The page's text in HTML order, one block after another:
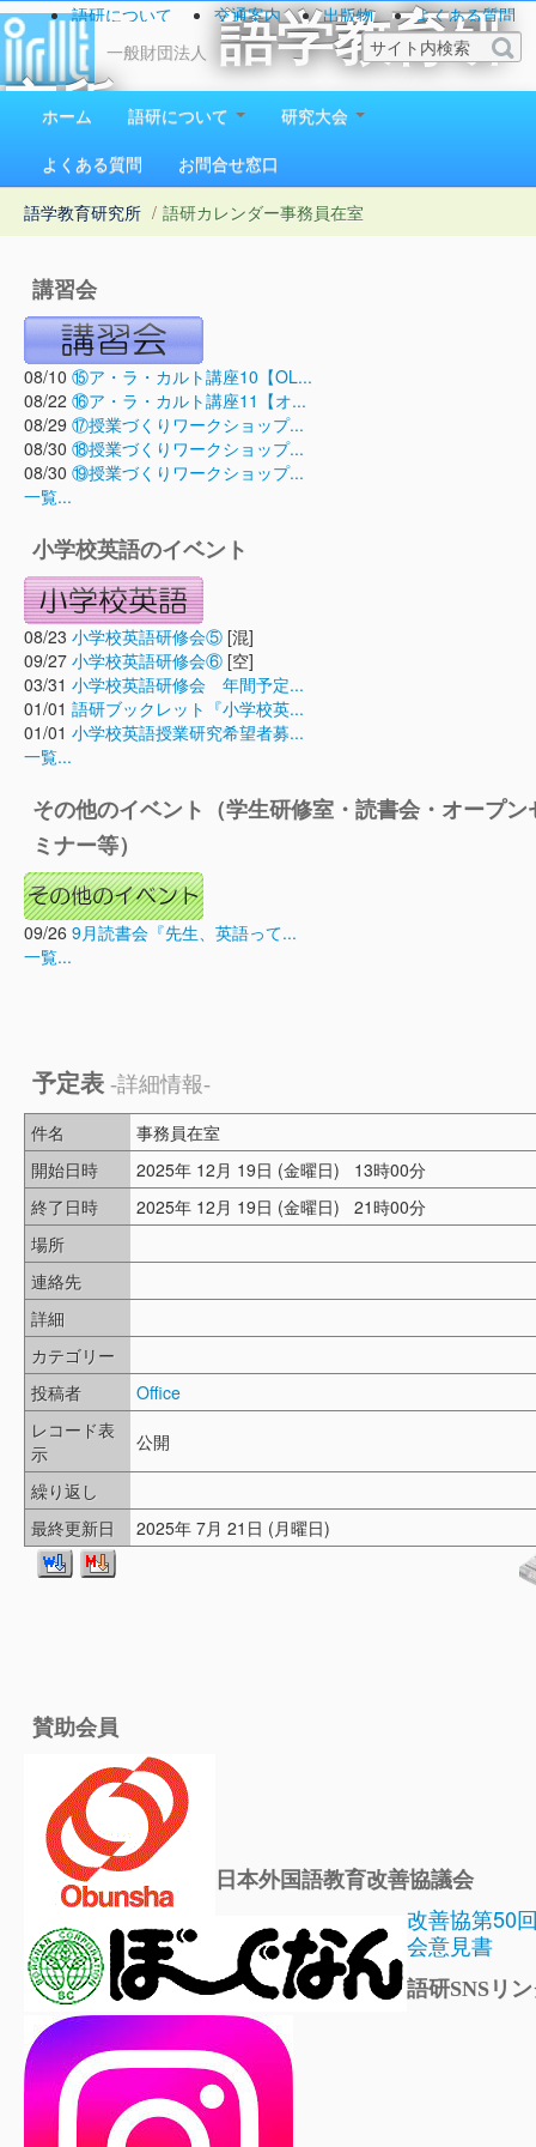
一般財団法人
語学教育研
究所
1923（大正12）年創立
語研について 交通案内 出版物
よくある質問
お問い合わせ
ホーム 語研について
研究大会
よくある質問
お問合せ窓口
語学教育研究所 / 語研カレンダー事務員在室
講習会
08/10 ⑮ア・ラ・カルト講座10【OL...
08/22 ⑯ア・ラ・カルト講座11【オ...
08/29 ⑰授業づくりワークショップ...
08/30 ⑱授業づくりワークショップ...
08/30 ⑲授業づくりワークショップ...
一覧...
小学校英語のイベント
08/23 小学校英語研修会⑤ [混]
09/27 小学校英語研修会⑥ [空]
03/31 小学校英語研修会 年間予定...
01/01 語研ブックレット『小学校英...
01/01 小学校英語授業研究希望者募...
一覧...
その他のイベント（学生研修室・読書会・オープン
ミナー等）
09/26 9月読書会『先生、英語って...
一覧...
予定表 -詳細情報-
件名
事務員在室
開始日時
2025年 12月 19日 (金曜日) 13時00分
終了日時
2025年 12月 19日 (金曜日) 21時00分
場所
連絡先
詳細
カテゴリー
投稿者
Office
レコード表
示
公開
繰り返し
最終更新日
2025年 7月 21日 (月曜日)
賛助会員
日本外国語教育改善協議会
改善協第50
会意見書
語研SNSリ